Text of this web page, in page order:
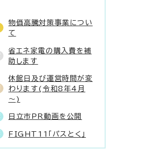
物価高騰対策事業につい
て
省エネ家電の購入費を補
助します
休館日及び運営時間が変
わります(令和8年4月
～)
日立市PR動画を公開
FIGHT11「パスとく」